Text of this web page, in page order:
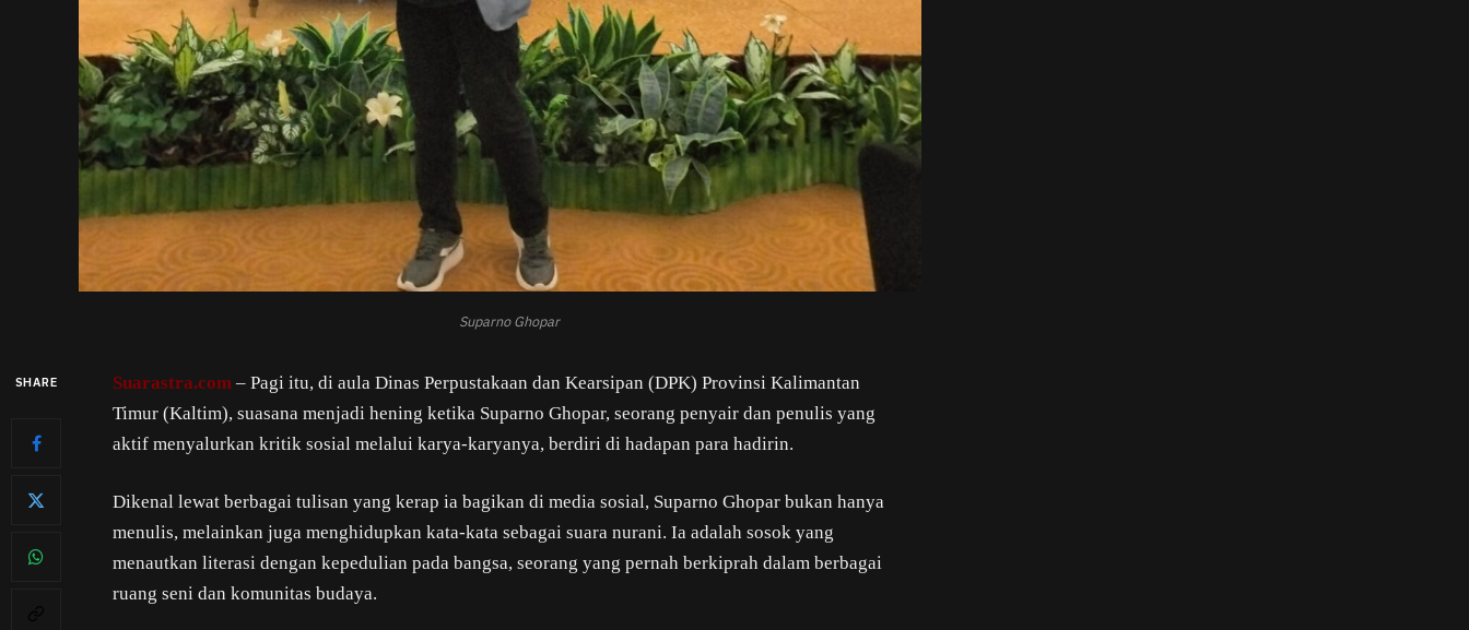
Suparno Ghopar
SHARE Suarastra.com – Pagi itu, di aula Dinas Perpustakaan dan Kearsipan (DPK) Provinsi Kalimantan
Timur (Kaltim), suasana menjadi hening ketika Suparno Ghopar, seorang penyair dan penulis yang
aktif menyalurkan kritik sosial melalui karya-karyanya, berdiri di hadapan para hadirin.
Dikenal lewat berbagai tulisan yang kerap ia bagikan di media sosial, Suparno Ghopar bukan hanya
menulis, melainkan juga menghidupkan kata-kata sebagai suara nurani. Ia adalah sosok yang
menautkan literasi dengan kepedulian pada bangsa, seorang yang pernah berkiprah dalam berbagai
ruang seni dan komunitas budaya.